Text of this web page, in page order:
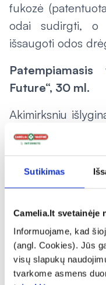
Sutikimas
Camelia.lt svetainėje
Informuojame, kad
(angl. Cookies). Jūs
visų slapukų
tvarkome asmens
fukozė
odai sudirgti, o
išsaugoti odos
Future“, 30 ml.
Akimirksniu
elastingumą ir
požymius.
drėkinimą. Puikiai
Ideal Lumi
10, 30 ml
Sudėtyje esanti
drėkina